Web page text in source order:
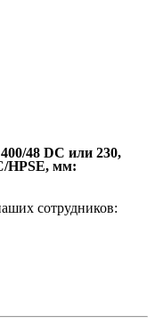
48 DC или 230,
HPSE, мм:
сотрудников: